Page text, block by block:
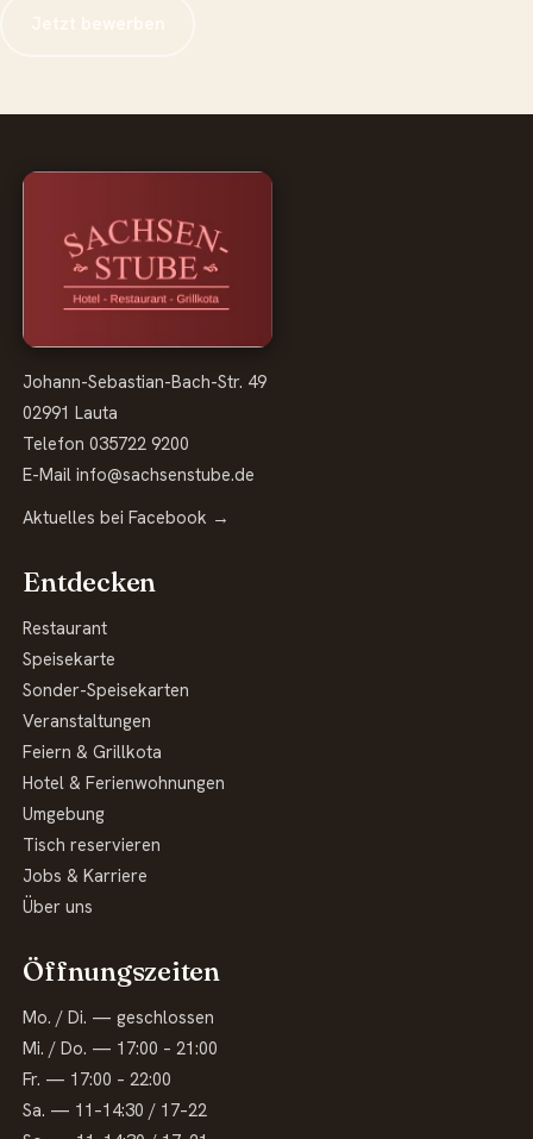
Sachsenstube Lauta
Johann-Sebastian-Bach-Str. 49
02991 Lauta
Telefon035722 9200
E-Mailinfo@sachsenstube.de
Aktuelles bei Facebook →
Entdecken
Restaurant
Speisekarte
Sonder-Speisekarten
Veranstaltungen
Feiern & Grillkota
Hotel & Ferienwohnungen
Umgebung
Tisch reservieren
Jobs & Karriere
Über uns
Öffnungszeiten
Mo. / Di. — geschlossen
Mi. / Do. — 17:00 – 21:00
Fr. — 17:00 – 22:00
Sa. — 11–14:30 / 17–22